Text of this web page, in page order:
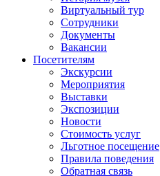
Виртуальный тур
Сотрудники
Документы
Вакансии
Посетителям
Экскурсии
Мероприятия
Выставки
Экспозиции
Новости
Стоимость услуг
Льготное посещение
Правила поведения
Обратная связь